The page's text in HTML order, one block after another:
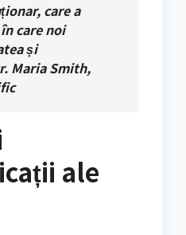
care a
care noi
și
Maria Smith,
ale